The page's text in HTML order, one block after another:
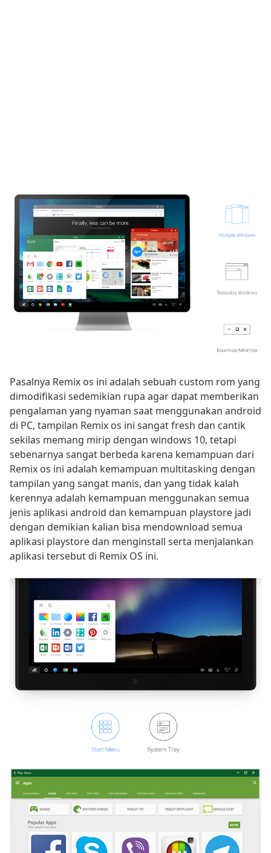
Pasalnya Remix os ini adalah sebuah custom rom yang
dimodifikasi sedemikian rupa agar dapat memberikan
pengalaman yang nyaman saat menggunakan android
di PC, tampilan Remix os ini sangat fresh dan cantik
sekilas memang mirip dengan windows 10, tetapi
sebenarnya sangat berbeda karena kemampuan dari
Remix os ini adalah kemampuan multitasking dengan
tampilan yang sangat manis, dan yang tidak kalah
kerennya adalah kemampuan menggunakan semua
jenis aplikasi android dan kemampuan playstore jadi
dengan demikian kalian bisa mendownload semua
aplikasi playstore dan menginstall serta menjalankan
aplikasi tersebut di Remix OS ini.